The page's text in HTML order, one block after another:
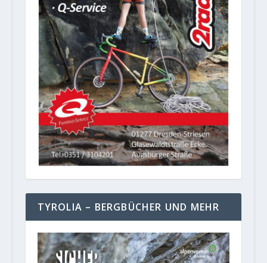
TYROLIA – BERGBÜCHER UND MEHR